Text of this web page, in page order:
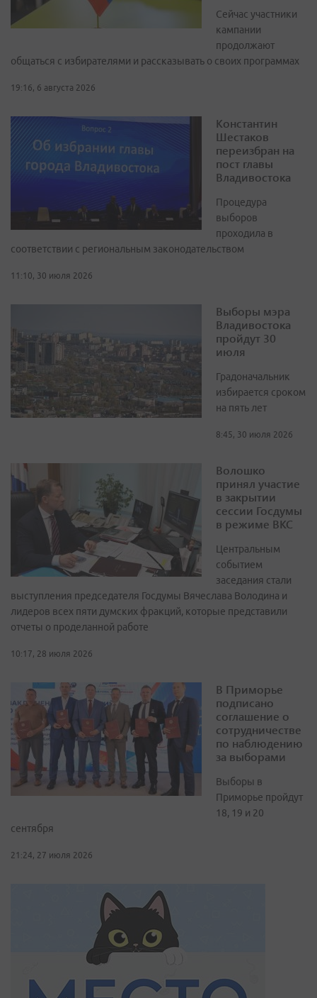
Сейчас участники
кампании
продолжают
общаться с избирателями и рассказывать о своих программах
19:16, 6 августа 2026
Константин
Шестаков
переизбран на
пост главы
Владивостока
Процедура
выборов
проходила в
соответствии с региональным законодательством
11:10, 30 июля 2026
Выборы мэра
Владивостока
пройдут 30
июля
Градоначальник
избирается сроком
на пять лет
8:45, 30 июля 2026
Волошко
принял участие
в закрытии
сессии Госдумы
в режиме ВКС
Центральным
событием
заседания стали
выступления председателя Госдумы Вячеслава Володина и
лидеров всех пяти думских фракций, которые представили
отчеты о проделанной работе
10:17, 28 июля 2026
В Приморье
подписано
соглашение о
сотрудничестве
по наблюдению
за выборами
Выборы в
Приморье пройдут
18, 19 и 20
сентября
21:24, 27 июля 2026